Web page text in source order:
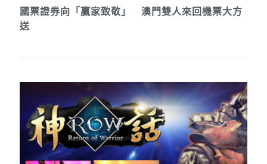
國票證券向「贏家致敬」 澳門雙人來回機票大方
送